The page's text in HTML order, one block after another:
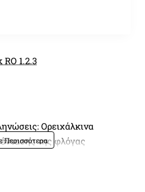
Ορειχάλκινα
της φλόγας
που επιτρέπουν τον